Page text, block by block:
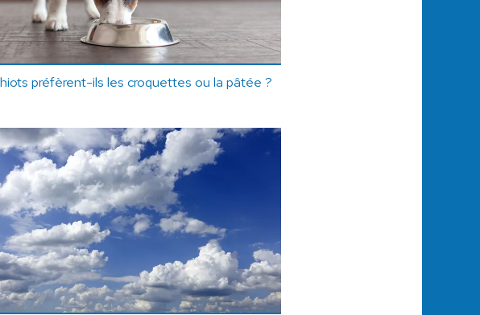
préfèrent-ils les croquettes ou la pâtée ?